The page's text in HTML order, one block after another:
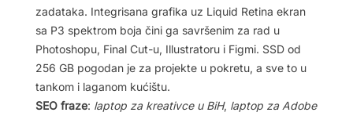
zadataka. Integrisana grafika uz Liquid Retina ekran
sa P3 spektrom boja čini ga savršenim za rad u
Photoshopu, Final Cut-u, Illustratoru i Figmi. SSD od
256 GB pogodan je za projekte u pokretu, a sve to u
tankom i laganom kućištu.
SEO fraze: laptop za kreativce u BiH, laptop za Adobe